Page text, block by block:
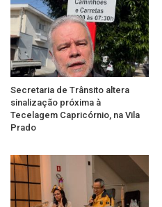
Secretaria de Trânsito altera
sinalização próxima à
Tecelagem Capricórnio, na Vila
Prado